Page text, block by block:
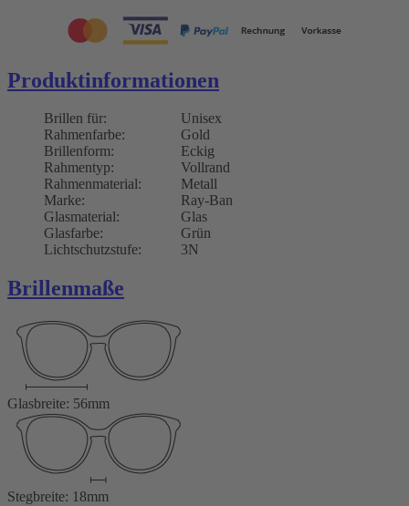
Produktinformationen
Brillen für:
Unisex
Rahmenfarbe:
Gold
Brillenform:
Eckig
Rahmentyp:
Vollrand
Rahmenmaterial:
Metall
Marke:
Ray-Ban
Glasmaterial:
Glas
Glasfarbe:
Grün
Lichtschutzstufe:
3N
Brillenmaße
Glasbreite: 56mm
Stegbreite: 18mm